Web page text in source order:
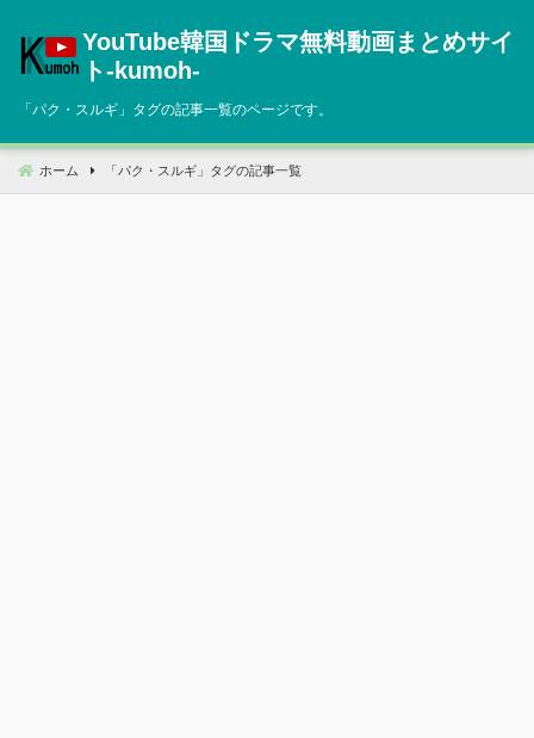
へ
動
YouTube韓国ドラマ無料動画まとめサイ
ト‐kumoh‐
「パク・スルギ 」タグの記事一覧のページです。
ホーム 「 パク・スルギ 」タグの記事一覧